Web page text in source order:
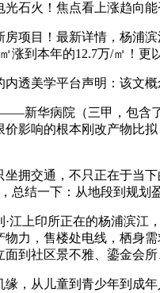
石火！焦点看上涨趋向能
目！最新详情，杨浦滨
涨到本年的12.7万/㎡！更
美学平台声明：该文概
华病院（三甲，包含了
影响的根本刚改产物比
交通，不只正在于当下
总结一下：从地段到规划
上印所正在的杨浦滨江
力，售楼处电线，栖身
到社区景不雅、鎏金会
从儿童到青少年到成年